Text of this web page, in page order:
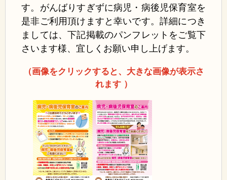
す。がんばりすぎずに病児・病後児保育室を
是非ご利用頂けますと幸いです。 詳細につき
ましては、下記掲載のパンフレットをご覧下
さいます様、宜しくお願い申し上げます。
（画像をクリックすると、大きな画像が表示さ
れます ）